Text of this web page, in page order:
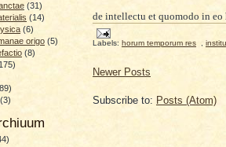
(31)
(14)
(6)
origo (5)
(8)
(3)
de intellectu et quomodo in eo
Labels: horum temporum res
Newer Posts
Subscribe to: Posts (Atom)